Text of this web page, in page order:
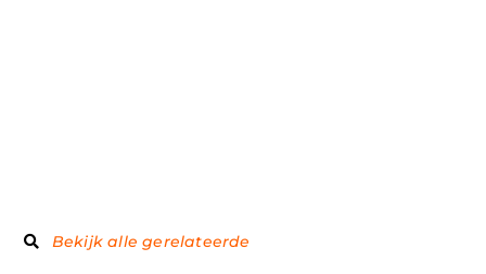
Bekijk alle gerelateerde